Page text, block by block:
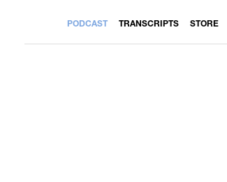
PODCAST TRANSCRIPTS STORE